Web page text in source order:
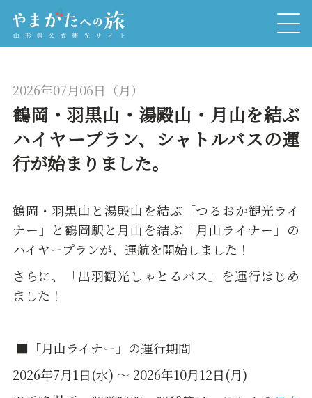
鶴岡・羽黒山・湯殿山・月山を結ぶ
ハイヤープラン、シャトルバスの運
行が始まりました。
2026年07月06日（月）
鶴岡・羽黒山と湯殿山を結ぶ「つるおか観光ライ
ナー」と鶴岡駅と月山を結ぶ「月山ライナー」の
ハイヤープランが、運航を開始しました！
さらに、「出羽観光しゃとるバス」を運行はじめ
ました！
■「月山ライナー」の運行期間
2026年7月1日(水) ～ 2026年10月12日(月)